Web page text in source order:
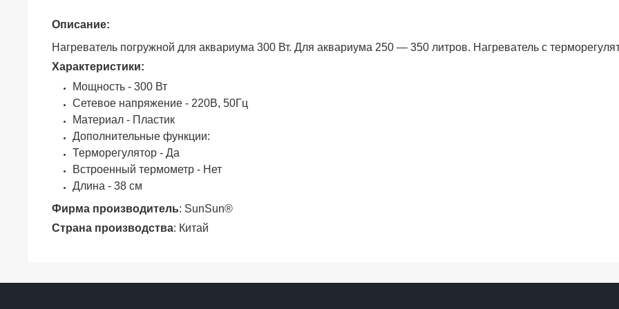
Описание:
Нагреватель погружной для аквариума 300 Вт. Для аквариума 250 — 350 литров. Нагреватель с
Характеристики:
Мощность - 300 Вт
Сетевое напряжение - 220В, 50Гц
Материал - Пластик
Дополнительные функции:
Терморегулятор - Да
Встроенный термометр - Нет
Длина - 38 см
Фирма производитель: SunSun®
Страна производства: Китай